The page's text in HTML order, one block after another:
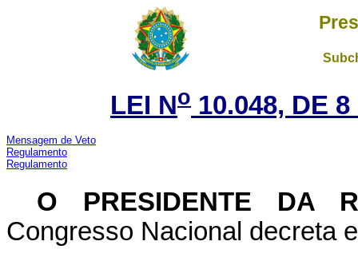
LEI No 10.048, DE
Mensagem de Veto
Regulamento
Regulamento
O PRESIDENTE DA
Congresso Nacional decreta